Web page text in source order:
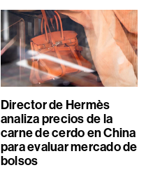
Director de Hermès
analiza precios de la
carne de cerdo en China
para evaluar mercado de
bolsos